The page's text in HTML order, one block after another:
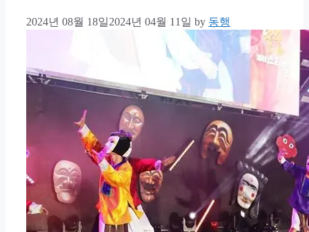
2024년 08월 18일2024년 04월 11일 by 동행